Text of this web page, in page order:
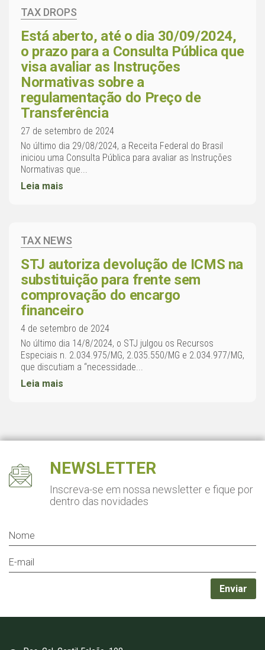
TAX DROPS
Está aberto, até o dia 30/09/2024,
o prazo para a Consulta Pública que
visa avaliar as Instruções
Normativas sobre a
regulamentação do Preço de
Transferência
27 de setembro de 2024
No último dia 29/08/2024, a Receita Federal do Brasil
iniciou uma Consulta Pública para avaliar as Instruções
Normativas que...
Leia mais
TAX NEWS
STJ autoriza devolução de ICMS na
substituição para frente sem
comprovação do encargo
financeiro
4 de setembro de 2024
No último dia 14/8/2024, o STJ julgou os Recursos
Especiais n. 2.034.975/MG, 2.035.550/MG e 2.034.977/MG,
que discutiam a “necessidade...
Leia mais
NEWSLETTER
Inscreva-se em nossa newsletter e fique por
dentro das novidades